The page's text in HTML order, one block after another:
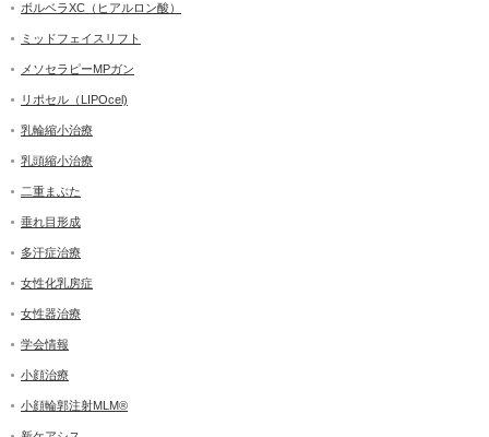
ボルベラXC（ヒアルロン酸）
ミッドフェイスリフト
メソセラピーMPガン
リポセル（LIPOcel)
乳輪縮小治療
乳頭縮小治療
二重まぶた
垂れ目形成
多汗症治療
女性化乳房症
女性器治療
学会情報
小顔治療
小顔輪郭注射MLM®